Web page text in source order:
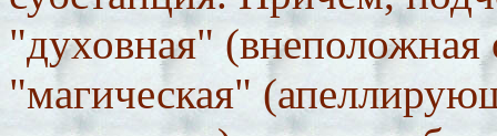
"духовная" (внеположная
"магическая"